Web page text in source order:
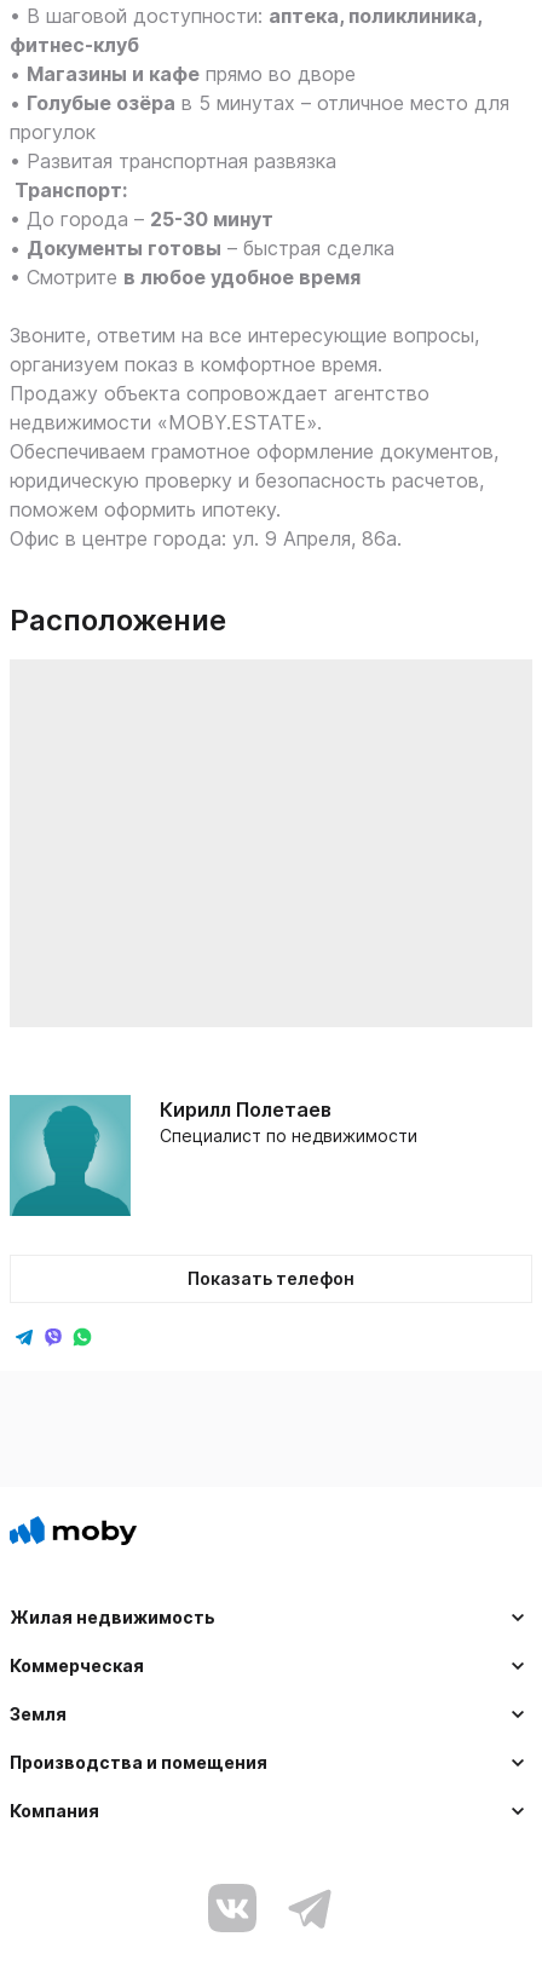
• В шаговой доступности: аптека, поликлиника,
фитнес-клуб
• Магазины и кафе прямо во дворе
• Голубые озёра в 5 минутах – отличное место для
прогулок
• Развитая транспортная развязка
Транспорт:
• До города – 25-30 минут
• Документы готовы – быстрая сделка
• Смотрите в любое удобное время
Звоните, ответим на все интересующие вопросы,
организуем показ в комфортное время.
Продажу объекта сопровождает агентство
недвижимости «MOBY.ESTATE».
Обеспечиваем грамотное оформление документов,
юридическую проверку и безопасность расчетов,
поможем оформить ипотеку.
Офис в центре города: ул. 9 Апреля, 86а.
Расположение
Кирилл Полетаев
Специалист по недвижимости
Показать телефон
Жилая недвижимость
Коммерческая
Земля
Производства и помещения
Компания